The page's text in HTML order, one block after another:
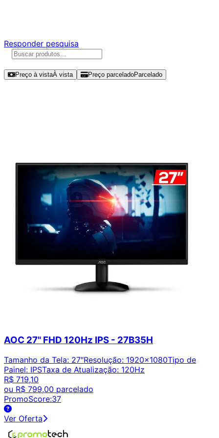
Responder pesquisa
Preço à vistaÀ vista Preço parceladoParcelado
AOC 27" FHD 120Hz IPS - 27B35H
Tamanho da Tela: 27″Resolução: 1920x1080Tipo de
Painel: IPSTaxa de Atualização: 120Hz
R$ 719,10
ou R$ 799,00 parcelado
PromoScore:37
Ver Oferta